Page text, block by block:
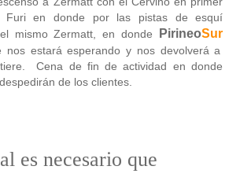
Furi en donde por las pistas de esquí
mismo Zermatt, en donde
PirineoSur
nos estará esperando y nos devolverá a
Cena de fin de actividad en donde
de los clientes.
es necesario que